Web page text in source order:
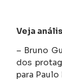
Veja
– Bruno
dos
para